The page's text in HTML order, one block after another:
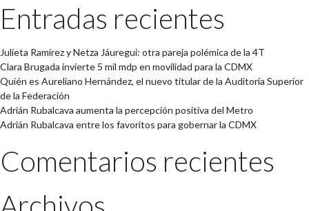
Entradas recientes
Julieta Ramírez y Netza Jáuregui: otra pareja polémica de la 4T
Clara Brugada invierte 5 mil mdp en movilidad para la CDMX
Quién es Aureliano Hernández, el nuevo titular de la Auditoría Superior
de la Federación
Adrián Rubalcava aumenta la percepción positiva del Metro
Adrián Rubalcava entre los favoritos para gobernar la CDMX
Comentarios recientes